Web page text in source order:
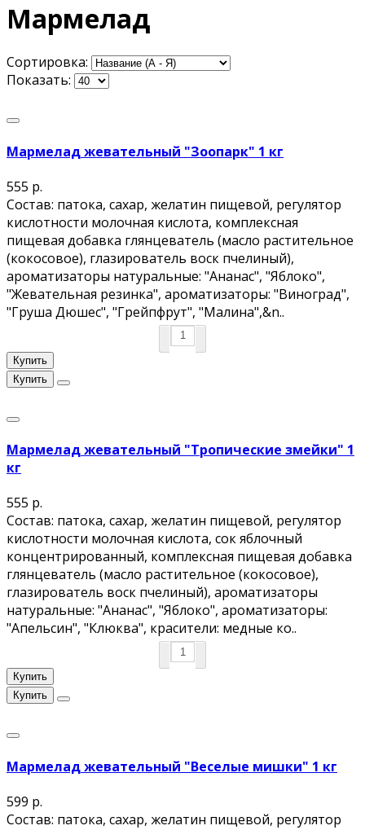
Мармелад
Сортировка:
Показать:
Мармелад жевательный "Зоопарк" 1 кг
555 р.
Состав: патока, сахар, желатин пищевой, регулятор
кислотности молочная кислота, комплексная
пищевая добавка глянцеватель (масло растительное
(кокосовое), глазирователь воск пчелиный),
ароматизаторы натуральные: "Ананас", "Яблоко",
"Жевательная резинка", ароматизаторы: "Виноград",
"Груша Дюшес", "Грейпфрут", "Малина",&n..
Купить
Купить
Мармелад жевательный "Тропические змейки" 1
кг
555 р.
Состав: патока, сахар, желатин пищевой, регулятор
кислотности молочная кислота, сок яблочный
концентрированный, комплексная пищевая добавка
глянцеватель (масло растительное (кокосовое),
глазирователь воск пчелиный), ароматизаторы
натуральные: "Ананас", "Яблоко", ароматизаторы:
"Апельсин", "Клюква", красители: медные ко..
Купить
Купить
Мармелад жевательный "Веселые мишки" 1 кг
599 р.
Состав: патока, сахар, желатин пищевой, регулятор